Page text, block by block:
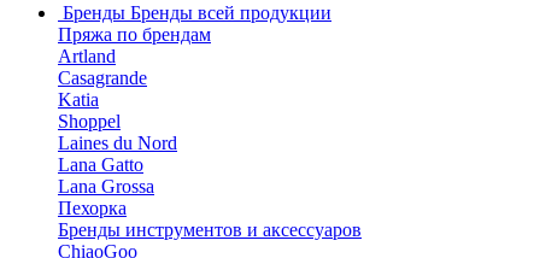
Бренды Бренды всей продукции
Пряжа по брендам
Artland
Casagrande
Katia
Shoppel
Laines du Nord
Lana Gatto
Lana Grossa
Пехорка
Бренды инструментов и аксессуаров
ChiaoGoo